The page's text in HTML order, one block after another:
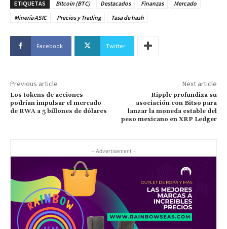
ETIQUETAS Bitcoin (BTC) Destacados Finanzas
Mercado
Minería ASIC
Precios y Trading Tasa de hash
Facebook Twitter
Previous article
Los tokens de acciones
podrían impulsar el mercado
de RWA a 5 billones de dólares
Next article
Ripple profundiza su
asociación con Bitso para
lanzar la moneda estable del
peso mexicano en XRP Ledger
- Advertisement -